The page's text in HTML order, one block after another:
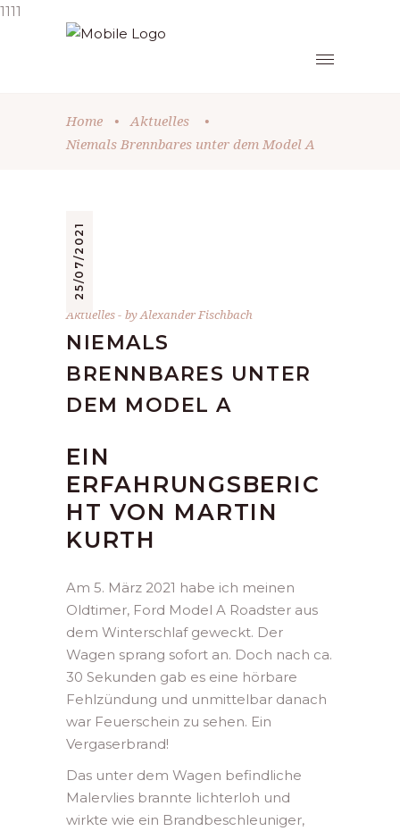
1111
Home • Aktuelles
•
Niemals Brennbares unter dem Model A
25/07/2021
Aktuelles byAlexander Fischbach
NIEMALS
BRENNBARES UNTER
DEM MODEL A
EIN
ERFAHRUNGSBERIC
HT VON MARTIN
KURTH
Am 5. März 2021 habe ich meinen
Oldtimer, Ford Model A Roadster aus
dem Winterschlaf geweckt. Der
Wagen sprang sofort an. Doch nach ca.
30 Sekunden gab es eine hörbare
Fehlzündung und unmittelbar danach
war Feuerschein zu sehen. Ein
Vergaserbrand!
Das unter dem Wagen befindliche
Malervlies brannte lichterloh und
wirkte wie ein Brandbeschleuniger,